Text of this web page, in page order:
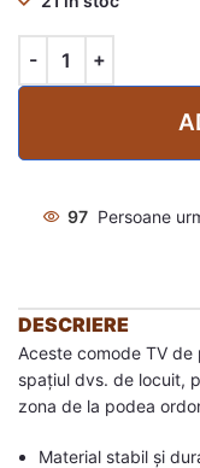
97 Persoane
DESCRIERE
Aceste comode TV
spațiul dvs. de locuit,
zona de la podea
Material stabil și